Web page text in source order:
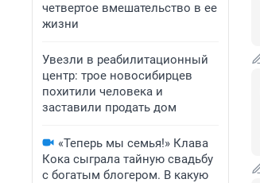
четвертое вмешательство в ее
жизни
Увезли в реабилитационный
центр: трое новосибирцев
похитили человека и
заставили продать дом
«Теперь мы семья!» Клава
Кока сыграла тайную свадьбу
с богатым блогером. В какую